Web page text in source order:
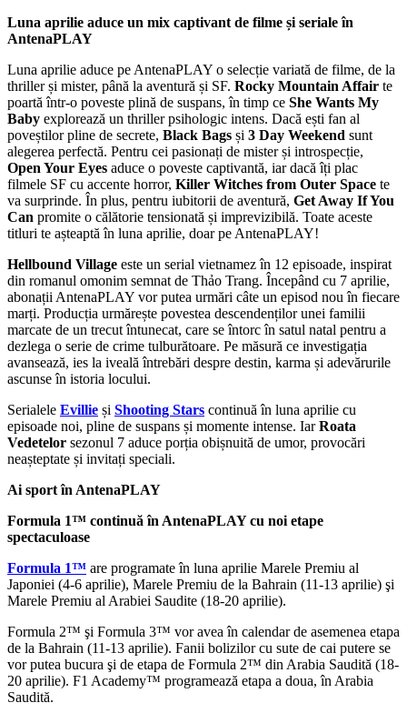
Luna aprilie aduce un mix captivant de filme și seriale în
AntenaPLAY
Luna aprilie aduce pe AntenaPLAY o selecție variată de filme, de la
thriller și mister, până la aventură și SF. Rocky Mountain Affair te
poartă într-o poveste plină de suspans, în timp ce She Wants My
Baby explorează un thriller psihologic intens. Dacă ești fan al
poveștilor pline de secrete, Black Bags și 3 Day Weekend sunt
alegerea perfectă. Pentru cei pasionați de mister și introspecție,
Open Your Eyes aduce o poveste captivantă, iar dacă îți plac
filmele SF cu accente horror, Killer Witches from Outer Space te
va surprinde. În plus, pentru iubitorii de aventură, Get Away If You
Can promite o călătorie tensionată și imprevizibilă. Toate aceste
titluri te așteaptă în luna aprilie, doar pe AntenaPLAY!
Hellbound Village este un serial vietnamez în 12 episoade, inspirat
din romanul omonim semnat de Thảo Trang. Începând cu 7 aprilie,
abonații AntenaPLAY vor putea urmări câte un episod nou în fiecare
marți. Producția urmărește povestea descendenților unei familii
marcate de un trecut întunecat, care se întorc în satul natal pentru a
dezlega o serie de crime tulburătoare. Pe măsură ce investigația
avansează, ies la iveală întrebări despre destin, karma și adevărurile
ascunse în istoria locului.
Serialele Evillie și Shooting Stars continuă în luna aprilie cu
episoade noi, pline de suspans și momente intense. IarRoata
Vedetelor sezonul 7 aduce porția obișnuită de umor, provocări
neașteptate și invitați speciali.
Ai sport în AntenaPLAY
Formula 1™ continuă în AntenaPLAY cu noi etape
spectaculoase
Formula 1™ are programate în luna aprilie Marele Premiu al
Japoniei (4-6 aprilie), Marele Premiu de la Bahrain (11-13 aprilie) şi
Marele Premiu al Arabiei Saudite (18-20 aprilie).
Formula 2™ şi Formula 3™ vor avea în calendar de asemenea etapa
de la Bahrain (11-13 aprilie). Fanii bolizilor cu sute de cai putere se
vor putea bucura şi de etapa de Formula 2™ din Arabia Saudită (18-
20 aprilie). F1 Academy™ programează etapa a doua, în Arabia
Saudită.